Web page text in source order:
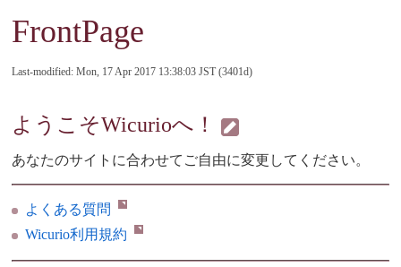
FrontPage
Last-modified: Mon, 17 Apr 2017 13:38:03 JST (3401d)
ようこそWicurioへ！
あなたのサイトに合わせてご自由に変更してください。
よくある質問
Wicurio利用規約